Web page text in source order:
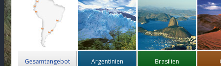
Gesamtangebot Argentinien Brasilien